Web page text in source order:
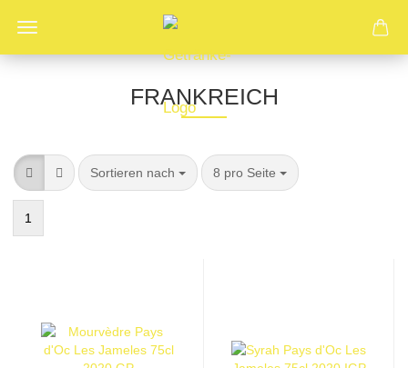
FRANKREICH
Sortieren nach
Sortieren nach 8 pro Seite
pro Seite
1